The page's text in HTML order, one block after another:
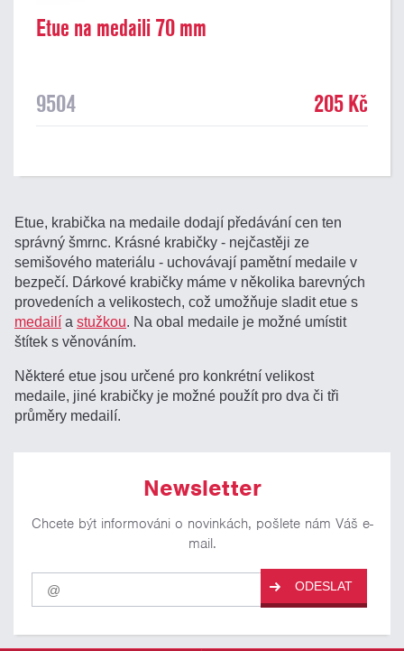
Etue na medaili 70 mm
9504 205 Kč
Etue, krabička na medaile dodají předávání cen ten
správný šmrnc. Krásné krabičky - nejčastěji ze
semišového materiálu - uchovávají pamětní medaile v
bezpečí. Dárkové krabičky máme v několika barevných
provedeních a velikostech, což umožňuje sladit etue s
medailíastužkou. Na obal medaile je možné umístit
štítek s věnováním.
Některé etue jsou určené pro konkrétní velikost
medaile, jiné krabičky je možné použít pro dva či tři
průměry medailí.
Newsletter
Chcete být informováni o novinkách, pošlete nám Váš e-
mail.
Pro
odběr
našich
ODESLAT